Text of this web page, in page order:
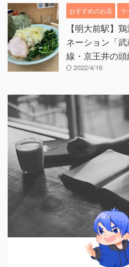
おすすめのお店 ラ
【明大前駅】
ネーション「
線・京王井の頭
2022/4/16